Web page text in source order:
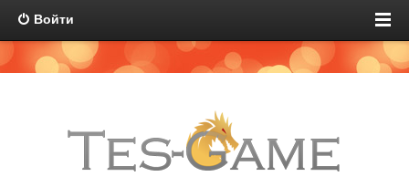
Войти